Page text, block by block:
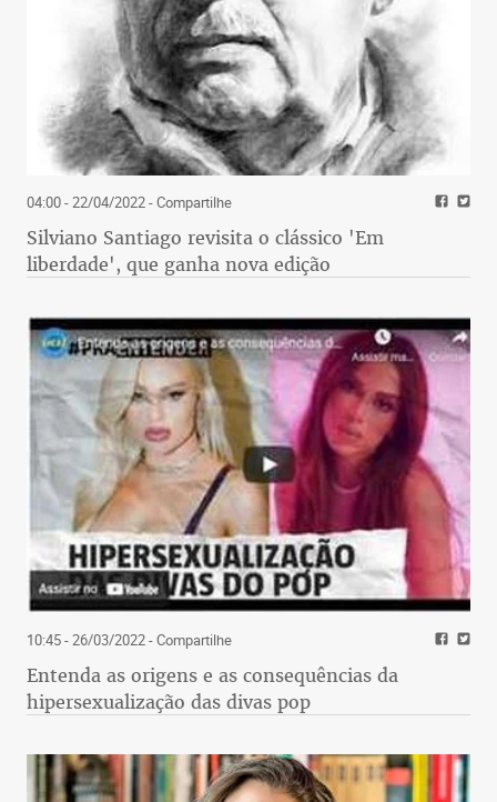
04:00 - 22/04/2022- Compartilhe
Silviano Santiago revisita o clássico 'Em
liberdade', que ganha nova edição
10:45 - 26/03/2022- Compartilhe
Entenda as origens e as consequências da
hipersexualização das divas pop